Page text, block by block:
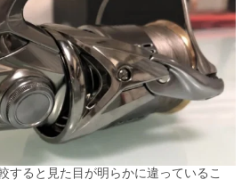
すると見た目が明らかに違っているこ